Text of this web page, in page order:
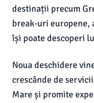
destinații precum
break-uri europene,
își poate descoperi
Noua deschidere
crescânde de
Mare și promite